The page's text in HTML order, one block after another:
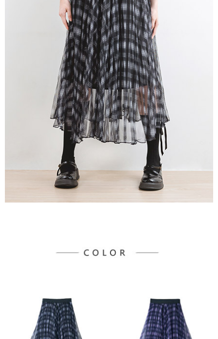
1.本服務係由「台灣大哥大股份有限公司」（以下簡稱本公司）所提供，讓
用戶於交易時，得透過本服務購買商品或服務，並由商店將買賣／分期付款
買賣價金債權讓與本公司後，依約使用本公司帳單繳交帳款。
2.基於同意付款使用「大哥付你分期」之契約關係目的，商店將以您的個人
資料（包含姓名、電話或地址）提供予台灣大哥大進項蒐集、處理及利用，
由本公司與您本人進行分期帳單所需資料之確認、核對及更正。
3.完整用戶服務條款，請詳閱以下連結：https://oppay.tw/userRule
ATM／網路銀行／等多元方式進行付款，方視為交易完成。
※ 請注意：結帳手續完成當下不需立刻繳費，但若您需要取消訂單，請聯絡
購買商品的店家。未經商家同意取消之訂單仍視為有效，需透過AFTEE先享
※ 交易是否成功請以「AFTEE先享後付 」之結帳頁面顯示為準，若有關於
是否繳費成功／繳費後需取消欲退款等相關疑問，請聯繫「AFTEE先享後付
https://netprotections.freshdesk.com/support/home
１．透過由恩沛科技股份有限公司提供之「AFTEE先享後付」服務完成之交
易，需依本服務之必要範圍內提供個人資料，並將交易相關給付款項請求債
權轉讓予恩沛科技股份有限公司。
２．關於個人資料處理事宜，請瀏覽以下網址：
https://aftee.tw/terms/#terms3
３．未成年的使用者請事先徵得法定代理人或監護人之同意方可使用
「AFTEE先享後付」，若未經同意申辦者引起之損失，本公司不負相關責
４．使用「AFTEE先享後付」時，將依據個別帳號之用戶狀況，依本公司即
時審查核予不同之上限額度；若仍有額度不足之情形，本公司將視審查結果
請求用戶進行身份認證。
５．嚴禁一人註冊多個帳號或使用他人資訊註冊。若發現惡意使用之情形，
恩沛科技股份有限公司將有權停止該用戶之使用額度並採取法律行動。
每筆NT$60，滿NT$888(含以上)免運費
每筆NT$60，滿NT$888(含以上)免運費
每筆NT$60，滿NT$888(含以上)免運費
每筆NT$60，滿NT$888(含以上)免運費
每筆NT$90，滿NT$888(含以上)免運費